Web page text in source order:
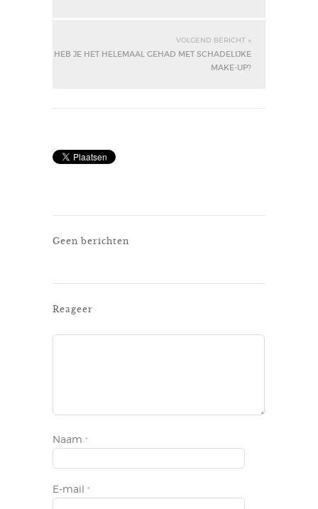
VOLGEND BERICHT »
HEB JE HET HELEMAAL GEHAD MET SCHADELIJKE
MAKE-UP?
Geen berichten
Reageer
Naam *
E-mail *